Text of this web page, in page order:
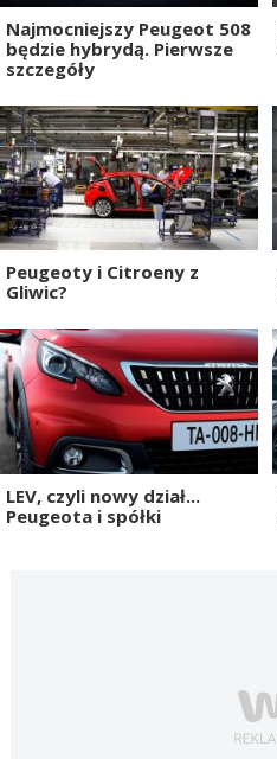
Najmocniejszy Peugeot 508
będzie hybrydą. Pierwsze
szczegóły
Peugeoty i Citroeny z
Gliwic?
LEV, czyli nowy dział...
Peugeota i spółki